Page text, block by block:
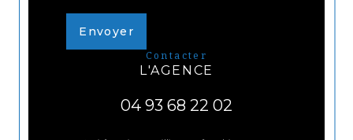
Envoyer
contacter
L'AGENCE
04 93 68 22 02